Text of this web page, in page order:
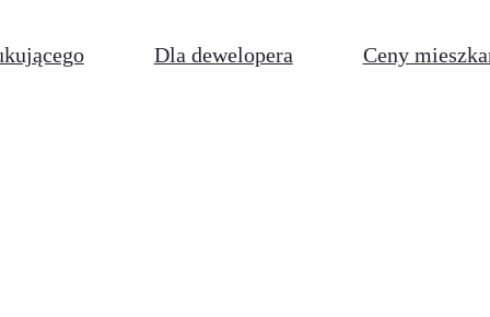
Dla dewelopera Ceny